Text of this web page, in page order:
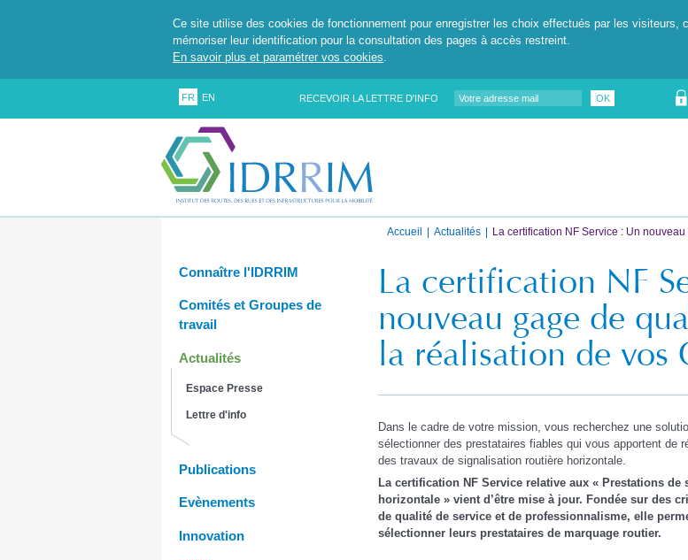
Ce site utilise des cookies de fonctionnement pour enregistrer les choix effectués par les visiteurs,
mémoriser leur identification pour la consultation des pages à accès restreint.
En savoir plus et paramétrer vos cookies
FR EN RECEVOIR LA LETTRE D'INFO OK
Accueil Actualités La certification NF Service : Un
Connaître l'IDRRIM
Comités et Groupes de
travail
Actualités
Espace Presse
Lettre d'info
Publications
Evènements
Innovation
La certification NF
nouveau gage de
la réalisation de vos
Dans le cadre de votre mission, vous recherchez une
sélectionner des prestataires fiables qui vous apportent de
des travaux de signalisation routière horizontale.
La certification NF Service relative aux « Prestations
horizontale » vient d’être mise à jour. Fondée sur des
de qualité de service et de professionnalisme, elle
sélectionner leurs prestataires de marquage routier.